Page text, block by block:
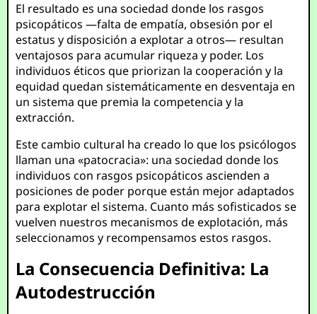
El resultado es una sociedad donde los rasgos
psicopáticos —falta de empatía, obsesión por el
estatus y disposición a explotar a otros— resultan
ventajosos para acumular riqueza y poder. Los
individuos éticos que priorizan la cooperación y la
equidad quedan sistemáticamente en desventaja en
un sistema que premia la competencia y la
extracción.
Este cambio cultural ha creado lo que los psicólogos
llaman una «patocracia»: una sociedad donde los
individuos con rasgos psicopáticos ascienden a
posiciones de poder porque están mejor adaptados
para explotar el sistema. Cuanto más sofisticados se
vuelven nuestros mecanismos de explotación, más
seleccionamos y recompensamos estos rasgos.
La Consecuencia Definitiva: La
Autodestrucción